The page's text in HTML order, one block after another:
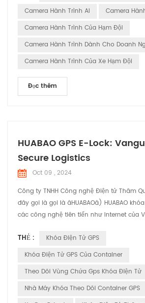
cho đội xe hoạt động. Camera hành trình
Camera Hành Trình AI
Camera
Camera Hành Trình Của Hạm Đội
Camera Hành Trình Dành Cho Doanh
Camera Hành Trình Của Xe Hạm Đội
Đọc thêm
HUABAO GPS E-Lock:
Secure Logistics
Oct 09 , 2024
Công ty TNHH Công nghệ Điện tử Thâm
đây gọi là gọi là âHUABAOâ) HUABAO
các công nghệ tiên tiến như Internet của
toàn diện Giải pháp cho ngành hậu cần.
THẺ :
Khóa Điện Tử GPS
Khóa Điện Tử GPS Của Container
Theo Dõi Vùng Chứa Gps Khóa Điện Tử
Nhà Máy Khóa Theo Dõi Container GPS